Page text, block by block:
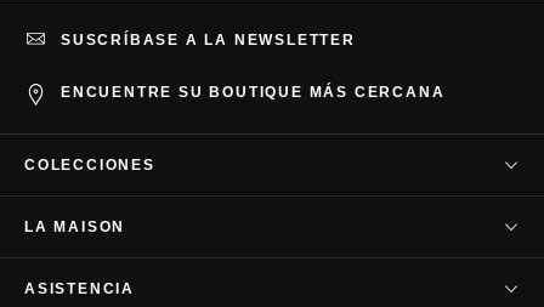
ENCUENTRE SU BOUTIQUE MÁS CERCANA
SUSCRÍBASE A LA NEWSLETTER
COLECCIONES
TAG Heuer Aquaracer
LA MAISON
ASISTENCIA